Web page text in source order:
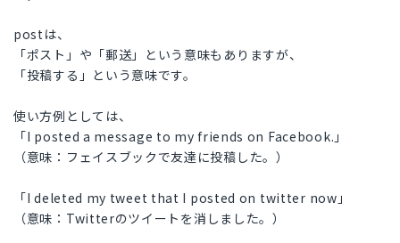
postは、
「ポスト」や「郵送」という意味もありますが、
「投稿する」という意味です。
使い方例としては、
「I posted a message to my friends on Facebook.」
（意味：フェイスブックで友達に投稿した。）
「I deleted my tweet that I posted on twitter now」
（意味：Twitterのツイートを消しました。）